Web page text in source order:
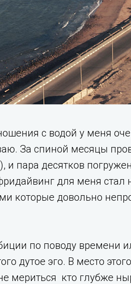
с водой у меня
За спиной месяцы
и пара десятков
для меня
которые довольно
по поводу времени
дутое эго. В место
мериться кто глубже